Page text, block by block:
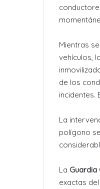
Mientras
vehículos,
de los
incidentes.
La
polígono
La Guardia
exactas